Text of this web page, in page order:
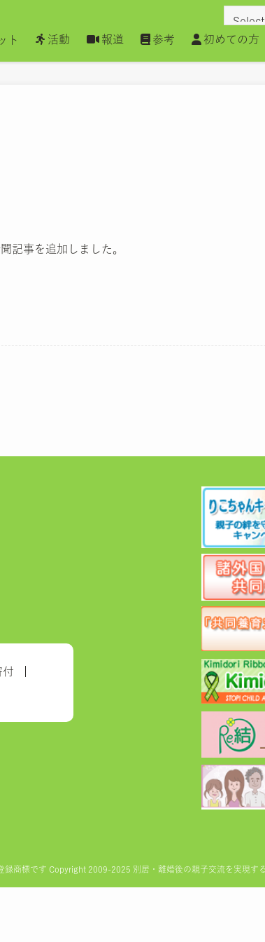
ト 活動 報道 参考 初めての方
記事を追加しました。
付
商標です Copyright 2009-2025 別居・離婚後の親子交流を実現す